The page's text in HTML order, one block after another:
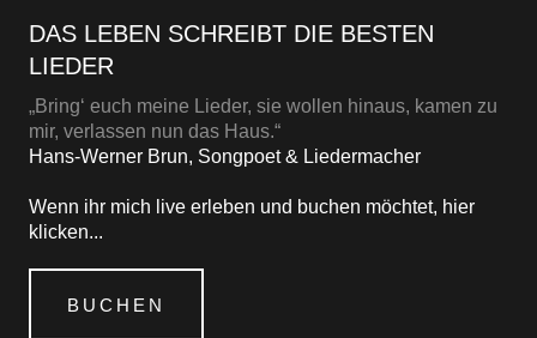
DAS LEBEN SCHREIBT DIE BESTEN
LIEDER
„Bring‘ euch meine Lieder, sie wollen hinaus, kamen zu
mir, verlassen nun das Haus.“
Hans-Werner Brun, Songpoet & Liedermacher
Wenn ihr mich live erleben und buchen möchtet, hier
klicken...
BUCHEN